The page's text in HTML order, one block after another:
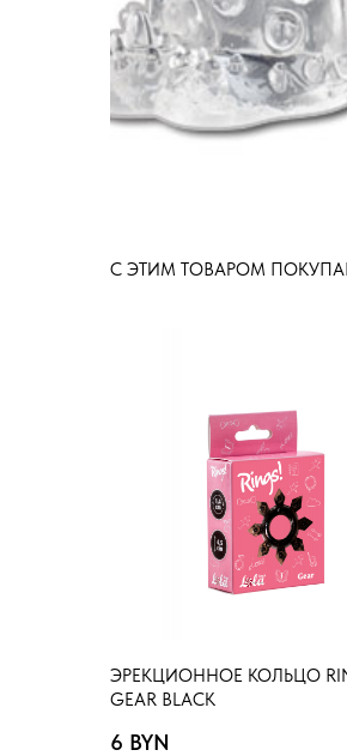
С ЭТИМ ТОВАРОМ
ЭРЕКЦИОННОЕ КОЛЬЦО
GEAR BLACK
6 BYN